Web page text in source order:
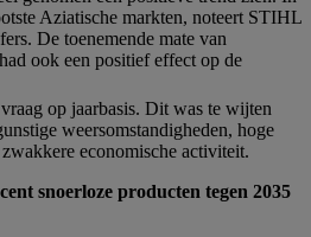
Aziatische markten, noteert STIHL
De toenemende mate van
ook een positief effect op de
op jaarbasis. Dit was te wijten
weersomstandigheden, hoge
economische activiteit.
snoerloze producten tegen 2035